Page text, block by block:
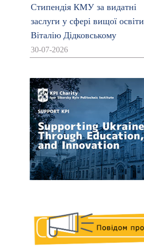
Стипендія КМУ за видатні
заслуги у сфері вищої освіти
Віталію Дідковському
30-07-2026